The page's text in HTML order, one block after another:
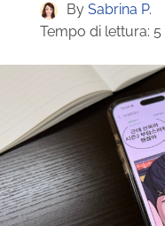
By Sabrina P.
Tempo di lettura: 5